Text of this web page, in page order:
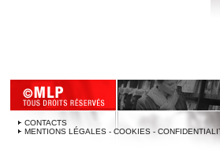
CONTACTS
MENTIONS LÉGALES - COOKIES -